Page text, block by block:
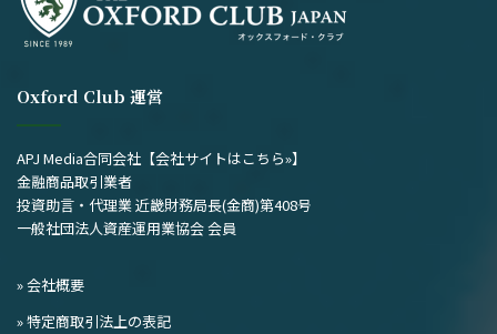
Oxford Club 運営
APJ Media合同会社 【会社サイトはこちら»】
金融商品取引業者
投資助言・代理業 近畿財務局長(金商)第408号
一般社団法人資産運用業協会 会員
» 会社概要
» 特定商取引法上の表記